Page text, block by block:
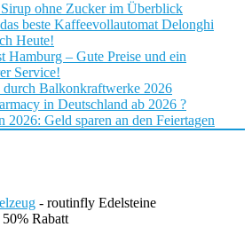
Sirup ohne Zucker im Überblick
beste Kaffeevollautomat Delonghi
Heute!
Hamburg – Gute Preise und ein
Service!
durch Balkonkraftwerke 2026
in Deutschland ab 2026 ?
2026: Geld sparen an den Feiertagen
- routinfly Edelsteine
Rabatt